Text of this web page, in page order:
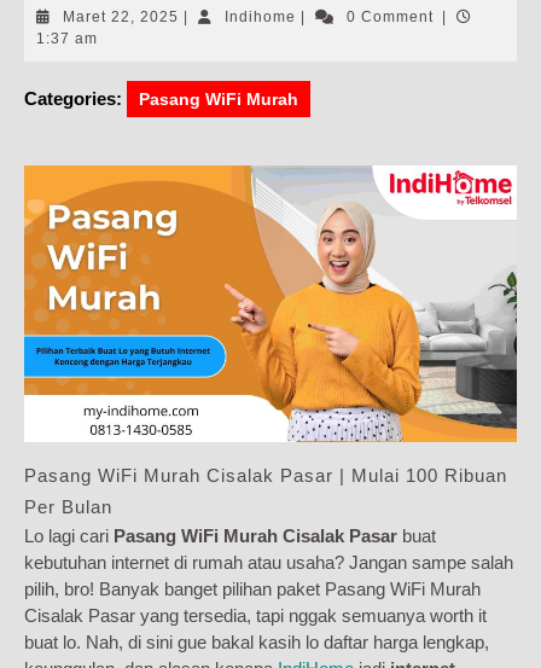
Maret 22, 2025 Maret
Indihome Indihome0 Comment
1:37 am
Categories: Pasang WiFi Murah
Pasang WiFi Murah Cisalak Pasar | Mulai 100 Ribuan
Per Bulan
Lo lagi cari Pasang WiFi Murah Cisalak Pasar buat
kebutuhan internet di rumah atau usaha? Jangan sampe salah
pilih, bro! Banyak banget pilihan paket Pasang WiFi Murah
Cisalak Pasar yang tersedia, tapi nggak semuanya worth it
buat lo. Nah, di sini gue bakal kasih lo daftar harga lengkap,